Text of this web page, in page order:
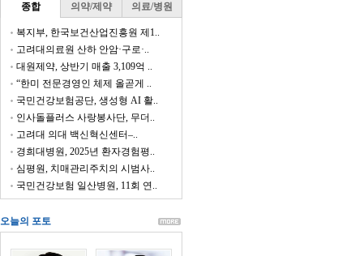
종합
의약/제약 의료/병원
복지부, 한국보건산업진흥원 제1..
고려대의료원 산하 안암·구로·..
대원제약, 상반기 매출 3,109억 ..
“한미 전문경영인 체제 올곧게 ..
국민건강보험공단, 생성형 AI 활..
인사돌플러스 사랑봉사단, 무더..
고려대 의대 백신혁신센터–..
경희대병원, 2025년 환자경험평..
심평원, 치매관리주치의 시범사..
국민건강보험 일산병원, 11회 연..
오늘의 포토